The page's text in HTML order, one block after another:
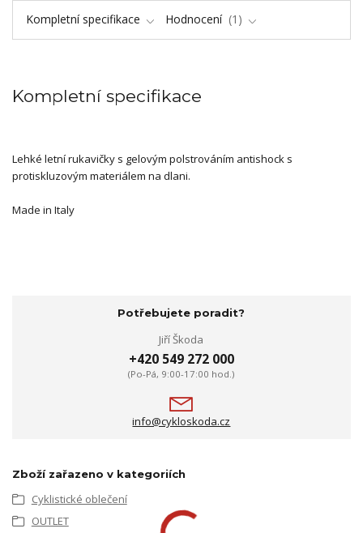
Kompletní specifikace Hodnocení 1
Kompletní specifikace
Lehké letní rukavičky s gelovým polstrováním antishock s
protiskluzovým materiálem na dlani.
Made in Italy
Potřebujete poradit?
Jiří Škoda
+420 549 272 000
(Po-Pá, 9:00-17:00 hod.)
info@cykloskoda.cz
Zboží zařazeno v kategoriích
Cyklistické oblečení
OUTLET